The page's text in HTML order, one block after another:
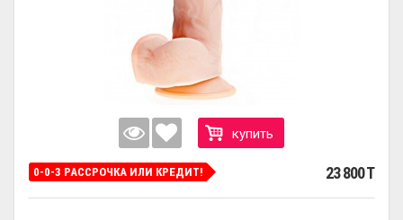
купить
0-0-3 РАССРОЧКА ИЛИ КРЕДИТ! 23 800 T